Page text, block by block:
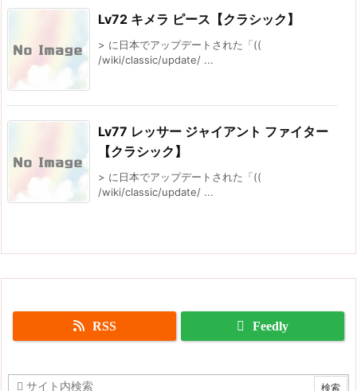
Lv72 キメラ ピース【クラシック】
> に日本でアップデートされた「((
/wiki/classic/update/ ...
Lv77 レッサー ジャイアント ファイター
【クラシック】
> に日本でアップデートされた「((
/wiki/classic/update/ ...
RSS Feedly